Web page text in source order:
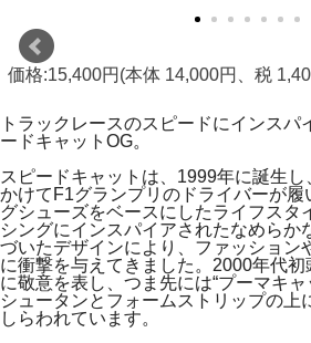
価格:15,400円(本体 14,000円、税
トラックレースのスピードにインス
ードキャットOG。
スピードキャットは、1999年に誕生
かけてF1グランプリのドライバーが履
グシューズをベースにしたライフスタ
シングにインスパイアされたなめらか
づいたデザインにより、ファッション
に衝撃を与えてきました。2000年代
に敬意を表し、つま先には“プーマキャ
シュータンとフォームストリップの上
しらわれています。